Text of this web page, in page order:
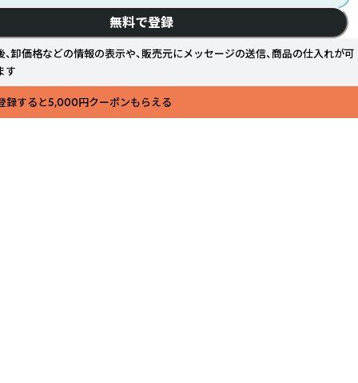
無料で登録
、卸価格などの情報の表示や、販売元にメッセージの送信、商品の仕入れが可
す
登録すると5,000円クーポンもらえる